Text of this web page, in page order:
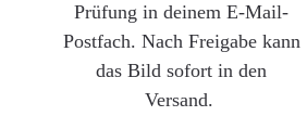
Prüfung in deinem E-Mail-
Postfach. Nach Freigabe kann
das Bild sofort in den
Versand.